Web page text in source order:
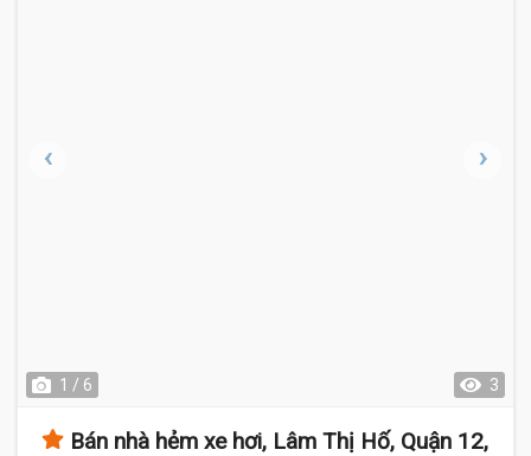
1 / 6 3
Bán nhà hẻm xe hơi, Lâm Thị Hố, Quận 12,